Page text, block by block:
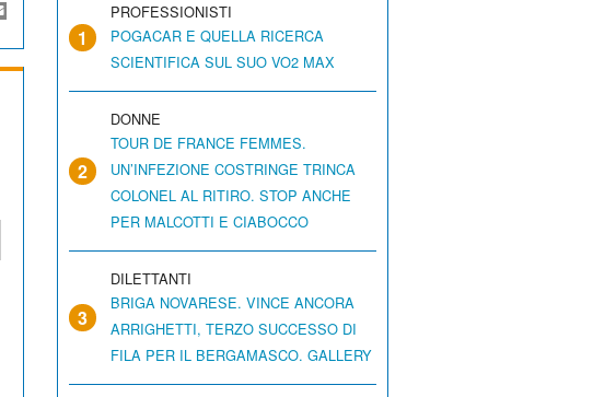
1
PROFESSIONISTI
POGACAR E QUELLA RICERCA
SCIENTIFICA SUL SUO VO2 MAX
2
DONNE
TOUR DE FRANCE FEMMES.
UN’INFEZIONE COSTRINGE TRINCA
COLONEL AL RITIRO. STOP ANCHE
PER MALCOTTI E CIABOCCO
3
DILETTANTI
BRIGA NOVARESE. VINCE ANCORA
ARRIGHETTI, TERZO SUCCESSO DI
FILA PER IL BERGAMASCO. GALLERY